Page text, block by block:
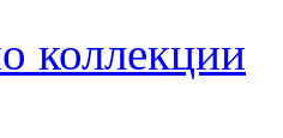
коллекции